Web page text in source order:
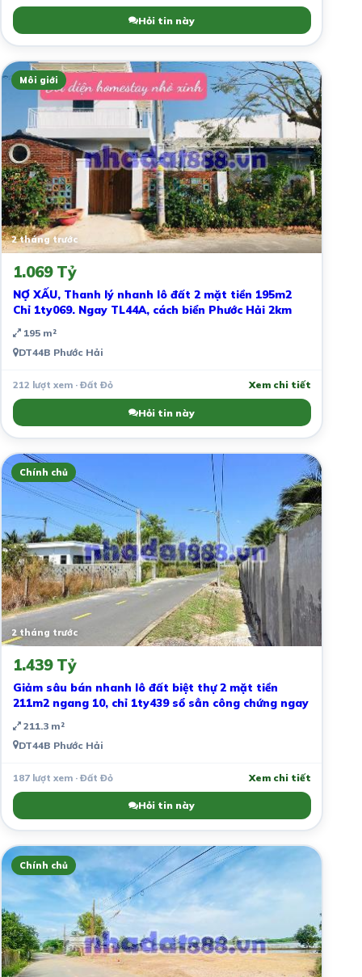
Hỏi tin này
Môi giới
2 tháng trước
1.069 Tỷ
NỢ XẤU, Thanh lý nhanh lô đất 2 mặt tiền 195m2
Chỉ 1ty069. Ngay TL44A, cách biển Phước Hải 2km
195 m²
DT44B Phước Hải
212 lượt xem · Đất Đỏ Xem chi tiết
Hỏi tin này
Chính chủ
2 tháng trước
1.439 Tỷ
Giảm sâu bán nhanh lô đất biệt thự 2 mặt tiền
211m2 ngang 10, chỉ 1ty439 sổ sẳn công chứng ngay
211.3 m²
DT44B Phước Hải
187 lượt xem · Đất Đỏ Xem chi tiết
Hỏi tin này
Chính chủ